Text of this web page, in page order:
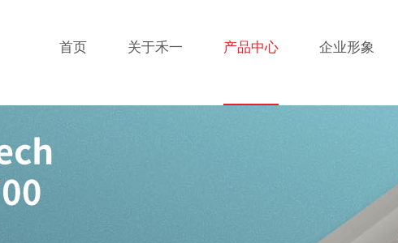
首页 关于禾一 产品中心 企业形象